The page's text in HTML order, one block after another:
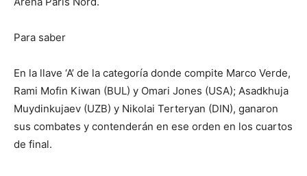
Para saber
En la llave ‘A’ de la categoría donde compite Marco Verde,
Rami Mofin Kiwan (BUL) y Omari Jones (USA); Asadkhuja
Muydinkujaev (UZB) y Nikolai Terteryan (DIN), ganaron
sus combates y contenderán en ese orden en los cuartos
de final.